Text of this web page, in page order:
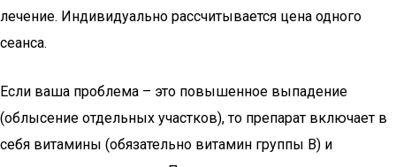
лечение. Индивидуально рассчитывается цена одного
сеанса.
Если ваша проблема – это повышенное выпадение
(облысение отдельных участков), то препарат включает в
себя витамины (обязательно витамин группы В) и